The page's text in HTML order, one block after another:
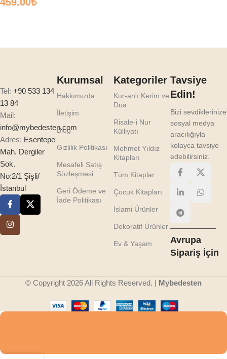
Tel: +90 533 134
13 84
Mail:
info@mybedesten.com
Adres: Esentepe
Mah. Dergiler
Sok.
No:2/1 Şişli/
İstanbul
Kurumsal
Hakkımızda
İletişim
Blog
Gizlilik Politikası
Mesafeli Satış
Sözleşmesi
Geri Ödeme ve
İade Politikası
Kategoriler
Kur-an'ı Kerim ve
Dua
Risale-i Nur
Külliyatı
Mehmet Yıldız
Kitapları
Tüm Kitaplar
Çocuk Kitapları
İslami Ürünler
Dekoratif Ürünler
Ev & Yaşam
Tavsiye
Edin!
Bizi sevdiklerinize
sosyal medya
aracılığıyla
kolayca tavsiye
edebilirsiniz.
Avrupa
Sipariş İçin
© Copyright 2026 All Rights Reserved. | Mybedesten